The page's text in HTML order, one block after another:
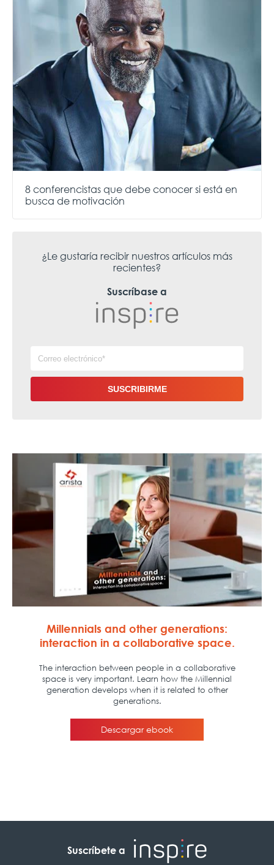
8 conferencistas que debe conocer si está en
busca de motivación
¿Le gustaría recibir nuestros artículos más
recientes?
Suscríbase a
Suscríbete a